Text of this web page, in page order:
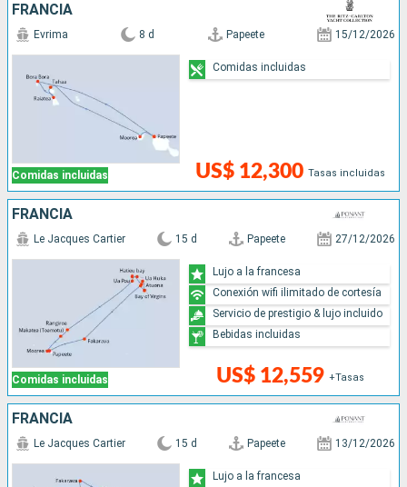
FRANCIA
Comidas incluidas
Evrima 8 d Papeete 15/12/2026
US$ 12,300 Tasas incluidas
Comidas incluidas
FRANCIA
Comidas incluidas
Le Jacques Cartier 15 d Papeete 27/12/2026
US$ 12,559 +Tasas
Lujo a la francesa
Conexión wifi ilimitado de cortesía
Servicio de prestigio & lujo incluido
Bebidas incluidas
FRANCIA
Le Jacques Cartier 15 d Papeete 13/12/2026
Lujo a la francesa